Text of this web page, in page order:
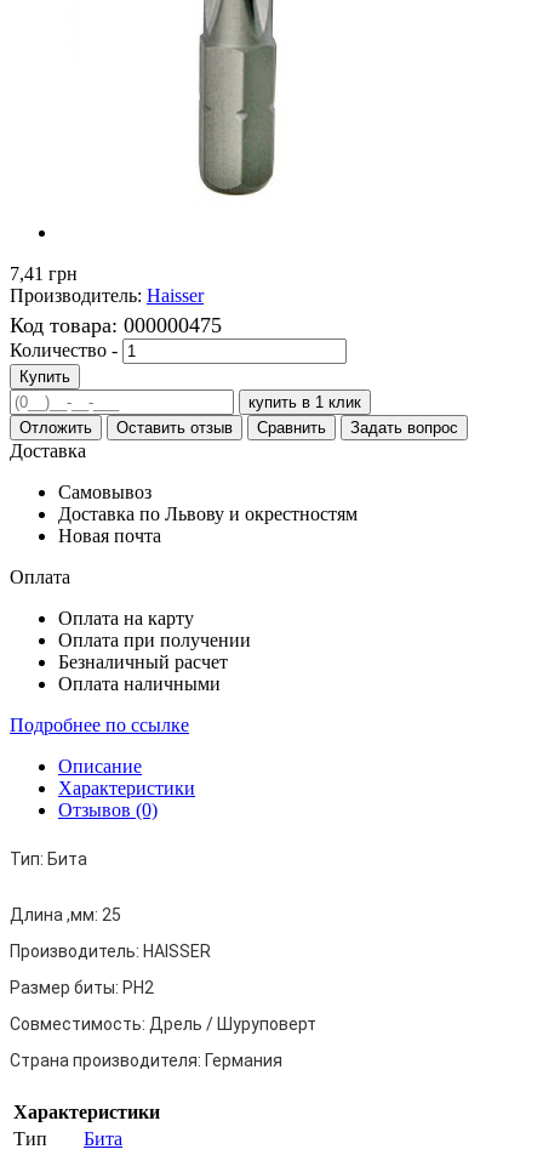
7,41 грн
Производитель: Haisser
Код товара: 000000475
Количество -
Купить
купить в 1 клик
Отложить
Оставить отзыв Сравнить Задать вопрос
Доставка
Самовывоз
Доставка по Львову и окрестностям
Новая почта
Оплата
Оплата на карту
Оплата при получении
Безналичный расчет
Оплата наличными
Подробнее по ссылке
Описание
Характеристики
Отзывов (0)
Тип: Бита
Длина ,мм: 25
Производитель: HAISSER
Размер биты: PH2
Совместимость: Дрель / Шуруповерт
Страна производителя: Германия
Характеристики
Тип
Бита